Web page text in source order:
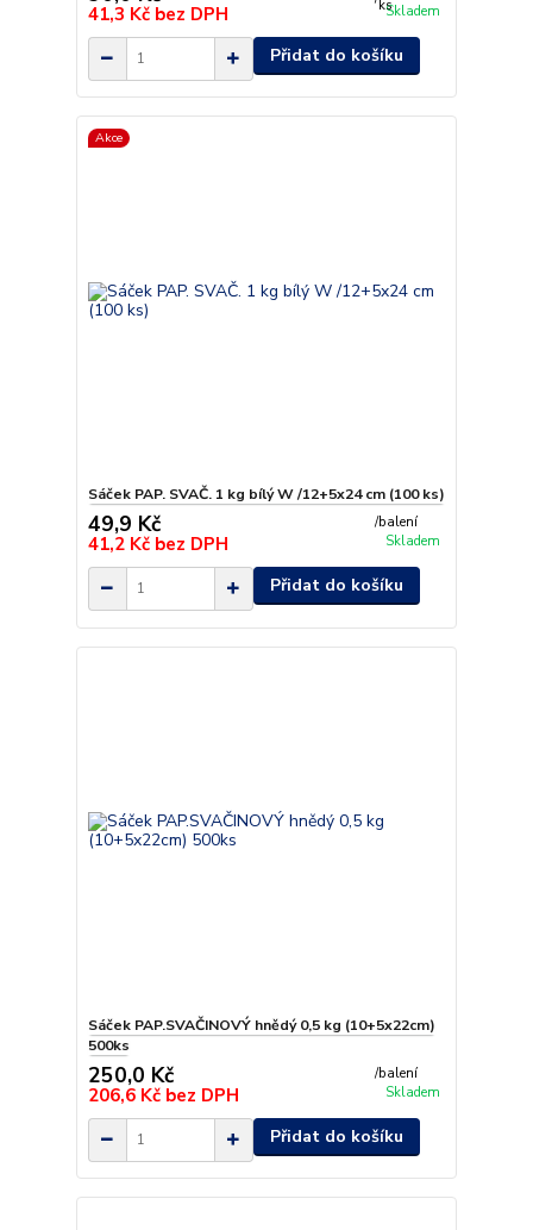
ks
41,3 Kč bez DPH Skladem
Přidat do košíku
Akce
Sáček PAP. SVAČ. 1 kg bílý W /12+5x24 cm (100 ks)
49,9 Kč /balení
41,2 Kč bez DPH Skladem
Přidat do košíku
Sáček PAP.SVAČINOVÝ hnědý 0,5 kg (10+5x22cm)
500ks
250,0 Kč /balení
206,6 Kč bez DPH Skladem
Přidat do košíku